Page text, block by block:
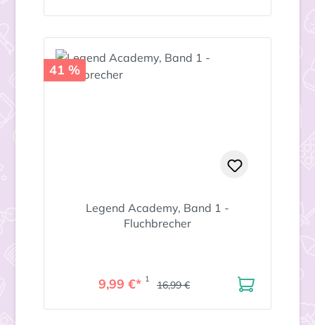
41 %
Legend Academy, Band 1 -
Fluchbrecher
9,99 €* 1 16,99 €